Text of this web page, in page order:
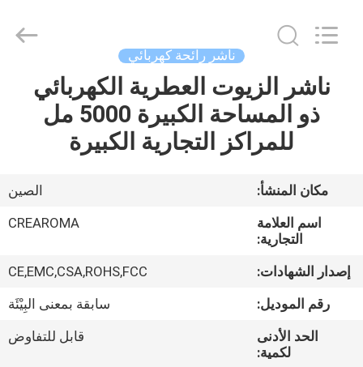
منزل،
أشرطة
عرض
الواقع
الافتراضي
Market.
ناشر رائحة كهربائي
ناشر الزيوت العطرية الكهربائي
ذو المساحة الكبيرة 5000 مل
للمراكز التجارية الكبيرة
مكان المنشأ:
الصين
اسم العلامة
التجارية:
CREAROMA
إصدار الشهادات:
CE,EMC,CSA,ROHS,FCC
رقم الموديل:
سابقة بمعنى البِيْئَة
الحد الأدنى
لكمية:
قابل للتفاوض